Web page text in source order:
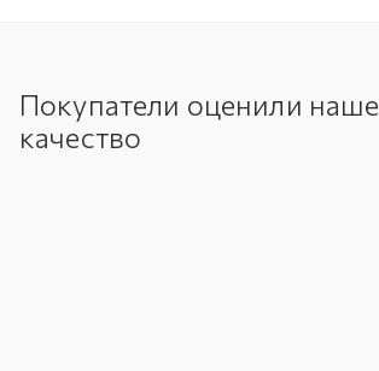
Покупатели оценили наше
качество